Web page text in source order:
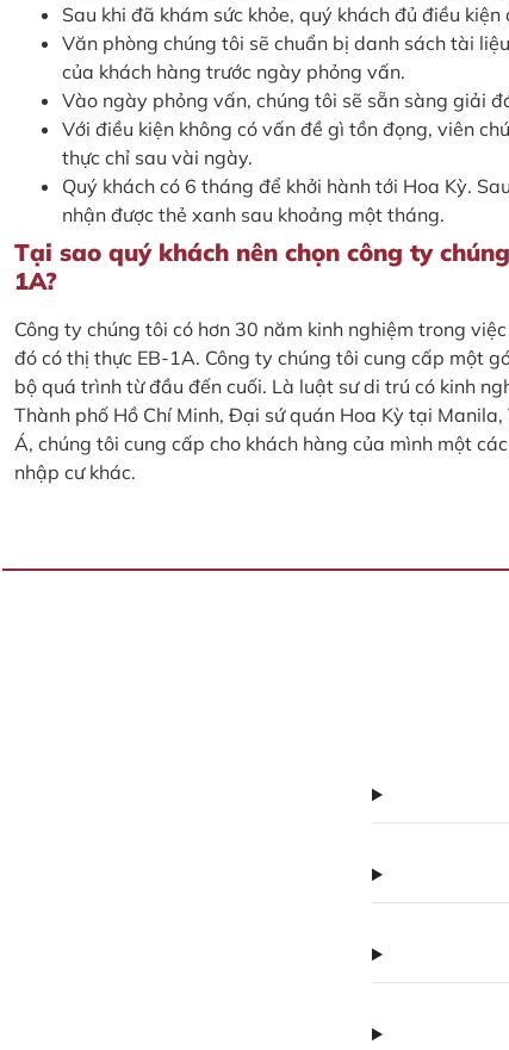
Sau khi đã khám sức khỏe, quý khách đủ điều
Văn phòng chúng tôi sẽ chuẩn bị danh sách tài
của khách hàng trước ngày phỏng vấn.
Vào ngày phỏng vấn, chúng tôi sẽ sẵn sàng giải
Với điều kiện không có vấn đề gì tồn đọng, viên
thực chỉ sau vài ngày.
Quý khách có 6 tháng để khởi hành tới Hoa Kỳ.
nhận được thẻ xanh sau khoảng một tháng.
Tại sao quý khách nên chọn công ty
1A?
Công ty chúng tôi có hơn 30 năm kinh nghiệm trong
đó có thị thực EB-1A. Công ty chúng tôi cung cấp một
bộ quá trình từ đầu đến cuối. Là luật sư di trú có kinh
Thành phố Hồ Chí Minh, Đại sứ quán Hoa Kỳ tại
Á, chúng tôi cung cấp cho khách hàng của mình một
nhập cư khác.